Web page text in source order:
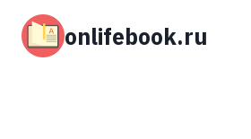
содержимомуonlifebook.ru